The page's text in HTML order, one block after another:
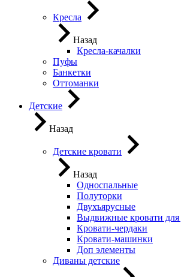
Кресла
Назад
Кресла-качалки
Пуфы
Банкетки
Оттоманки
Детские
Назад
Детские кровати
Назад
Односпальные
Полуторки
Двухъярусные
Выдвижные кровати для
Кровати-чердаки
Кровати-машинки
Доп элементы
Диваны детские